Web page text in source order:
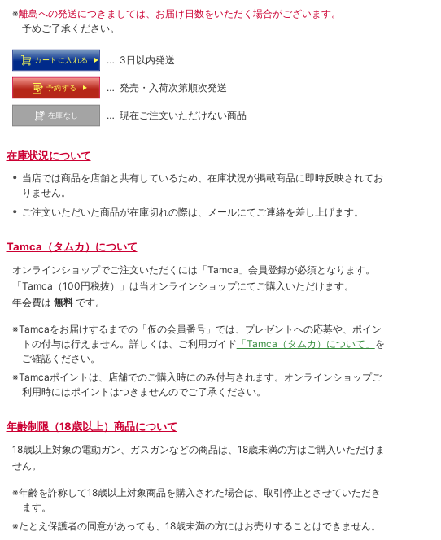
※離島への発送につきましては、お届け日数をいただく場合がございます。
予めご了承ください。
カートに入れる … 3日以内発送
予約する … 発売・入荷次第順次発送
在庫なし … 現在ご注文いただけない商品
在庫状況について
当店では商品を店舗と共有しているため、在庫状況が掲載商品に即時反映されてお
りません。
ご注文いただいた商品が在庫切れの際は、メールにてご連絡を差し上げます。
Tamca（タムカ）について
オンラインショップでご注⽂いただくには「Tamca」会員登録が必須となります。
「Tamca （100円税抜）
」は当オンラインショップにてご購⼊いただけます。
年会費は 無料 です。
※Tamcaをお届けするまでの「仮の会員番号」では、プレゼントへの応募や、ポイン
トの付与は⾏えません。詳しくは、ご利⽤ガイド 「Tamca（タムカ）について」 を
ご確認ください。
※Tamcaポイントは、店舗でのご購⼊時にのみ付与されます。オンラインショップご
利用時にはポイントはつきませんのでご了承ください。
年齢制限（18歳以上）商品について
18歳以上対象の電動ガン、ガスガンなどの商品は、18歳未満の方はご購入いただけま
せん。
※年齢を詐称して18歳以上対象商品を購入された場合は、取引停止とさせていただき
ます。
※たとえ保護者の同意があっても、18歳未満の方にはお売りすることはできません。